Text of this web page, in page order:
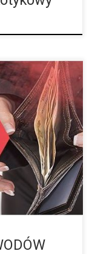
formą
krajach w
marihuany